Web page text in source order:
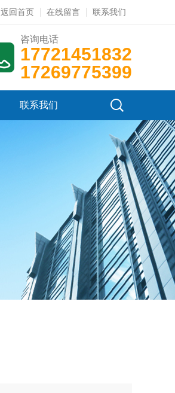
返回首页 在线留言 联系我们
咨询电话
17721451832
17269775399
联系我们